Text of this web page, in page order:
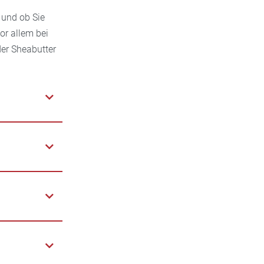
ob Sie
allem bei
Sheabutter
oberste
macht.
und
mit